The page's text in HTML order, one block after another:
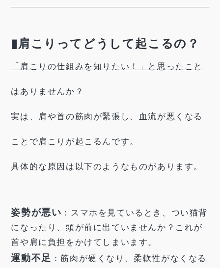
▮肩こりってどうして起こるの？
「肩こりの仕組みを知りたい！」と思ったこと
はありませんか？
実は、肩や首の筋肉が緊張し、血流が悪くなる
ことで肩こりが起こるんです。
具体的な原因は以下のようなものがあります。
姿勢が悪い ：スマホを見ているとき、つい猫背
になったり、頭が前に出ていませんか？これが
首や肩に負担をかけてしまいます。
運動不足 ：筋肉が硬くなり、柔軟性がなくなる